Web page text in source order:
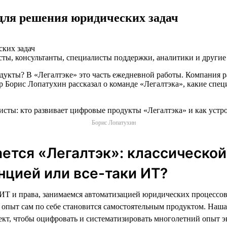
решения юридических задач
консультанты, специалисты поддержки, аналитики и
В «Легалтэке» это часть ежедневной работы. Компания
Лопатухин рассказал о команде «Легалтэка», какие
Борис Лопатухин
«Легалтэк»: классической
или все-таки ИТ?
и права, занимаемся автоматизацией юридических
сам по себе становится самостоятельным продуктом.
чтобы оцифровать и систематизировать многолетний опыт